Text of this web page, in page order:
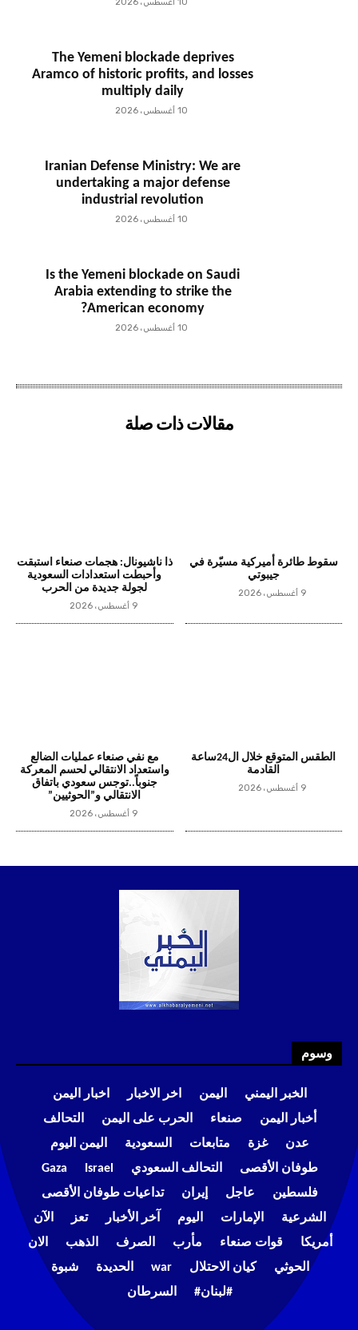
وسوم
الخبر اليمني اليمن اخر الاخبار
اخبار اليمن
أخبار اليمن
صنعاء الحرب على اليمن
التحالف
عدن
غزة متابعات السعودية
اليمن اليوم
طوفان الأقصى
التحالف السعودي Israel
Gaza
فلسطين
عاجل إيران
تداعيات طوفان الأقصى
الشرعية
الإمارات اليوم آخر الأخبار تعز
الآن
أمريكا
قوات صنعاء مأرب الصرف الذهب
الان
الحوثي
كيان الاحتلال war الحديدة
شبوة
#لبنان#
السرطان